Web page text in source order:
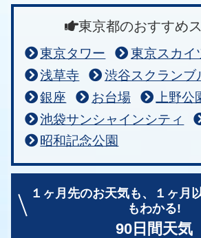
東京都のおすすめ
東京タワー
東京スカイ
浅草寺
渋谷スクランブ
銀座
お台場
上野公
池袋サンシャインシティ
昭和記念公園
１ヶ月先のお天気も、
１ヶ月
もわかる!
90日間天気